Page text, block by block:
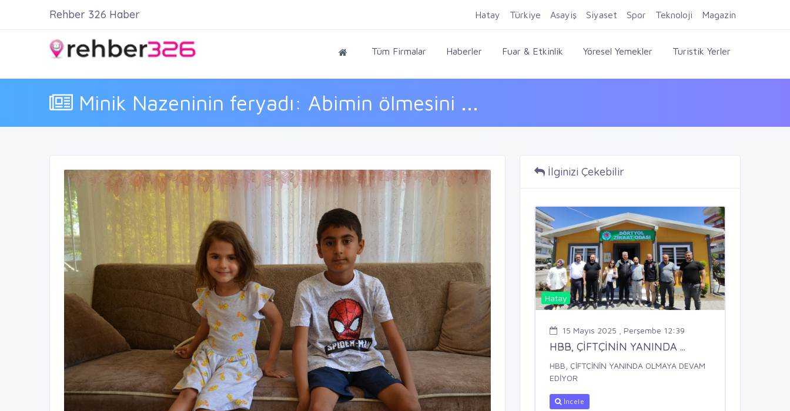
Firma Ekle Kayıt Ol Giriş Yap
Tüm Firmalar Haberler Fuar & Etkinlik Yöresel Yemekler Turistik Yerler
Minik Nazeninin feryadı: Abimin ölmesini ...
Rehber 326 Haber Hatay Türkiye Asayiş Siyaset Spor Teknoloji Magazin
İlginizi Çekebilir
Hatay
15 Mayıs 2025 , Perşembe 12:39
HBB, ÇİFTÇİNİN YANINDA ...
HBB, ÇİFTÇİNİN YANINDA OLMAYA DEVAM
EDİYOR
İncele